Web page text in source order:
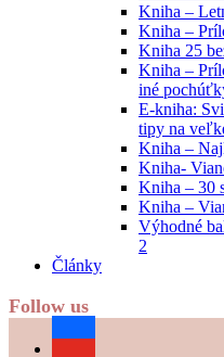
Kniha –
Kniha –
Kniha 25
Kniha –
iné
E-kniha:
tipy na
Kniha –
Kniha-
Kniha – 30
Kniha –
Výhodné
2
Články
Follow us